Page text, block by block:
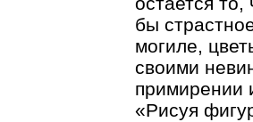
бы
могиле,
своими
примирении
«Рисуя